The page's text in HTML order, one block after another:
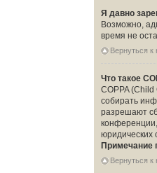
Я давно
Возможно,
время не
Вернуться к
Что такое
COPPA
собирать
разрешают
юридических
Примечание
Вернуться к